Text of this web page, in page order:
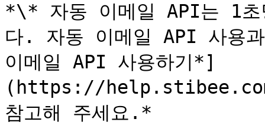
*\* 자동 이메일 API는 1초
다. 자동 이메일 API 사용
이메일 API 사용하기*]
(https://
참고해 주세요.*